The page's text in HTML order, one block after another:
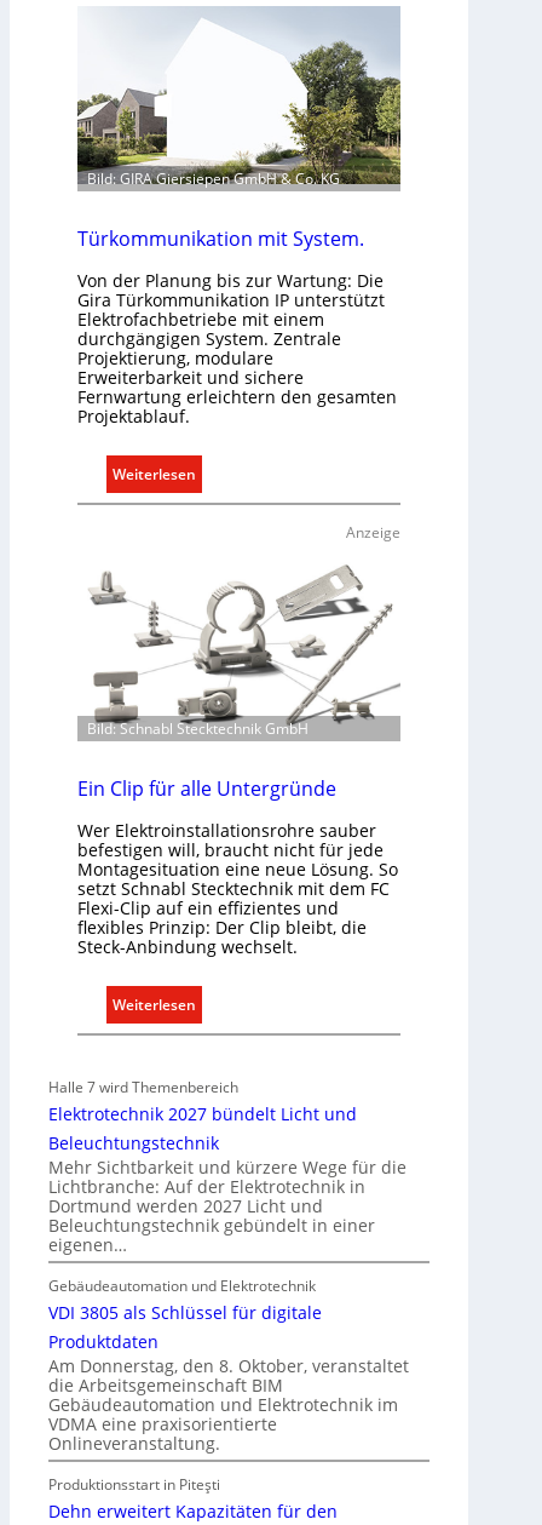
e
b
E
e
t
r
o
m
o
b
l
t
d
e
I
m
o
i
l
i
e
n
i
t
c
h
a
t
Bild: GIRA Giersiepen GmbH & Co. KG
Türkommunikation mit System.
Von der Planung bis zur Wartung: Die
Gira Türkommunikation IP unterstützt
Elektrofachbetriebe mit einem
durchgängigen System. Zentrale
Projektierung, modulare
Erweiterbarkeit und sichere
Fernwartung erleichtern den gesamten
Projektablauf.
Weiterlesen
T
m
m
u
n
i
a
i
o
n
m
i
t
S
s
e
m
Anzeige
Bild: Schnabl Stecktechnik GmbH
Ein Clip für alle Untergründe
Wer Elektroinstallationsrohre sauber
befestigen will, braucht nicht für jede
Montagesituation eine neue Lösung. So
setzt Schnabl Stecktechnik mit dem FC
Flexi-Clip auf ein effizientes und
flexibles Prinzip: Der Clip bleibt, die
Steck-Anbindung wechselt.
Weiterlesen
E
C
i
p
f
ü
r
a
l
e
U
n
t
e
r
g
Halle 7 wird Themenbereich
Elektrotechnik 2027 bündelt Licht und
Beleuchtungstechnik
Mehr Sichtbarkeit und kürzere Wege für die
Lichtbranche: Auf der Elektrotechnik in
Dortmund werden 2027 Licht und
Beleuchtungstechnik gebündelt in einer
eigenen…
Gebäudeautomation und Elektrotechnik
VDI 3805 als Schlüssel für digitale
Produktdaten
Am Donnerstag, den 8. Oktober, veranstaltet
die Arbeitsgemeinschaft BIM
Gebäudeautomation und Elektrotechnik im
VDMA eine praxisorientierte
Onlineveranstaltung.
Produktionsstart in Piteşti
Dehn erweitert Kapazitäten für den